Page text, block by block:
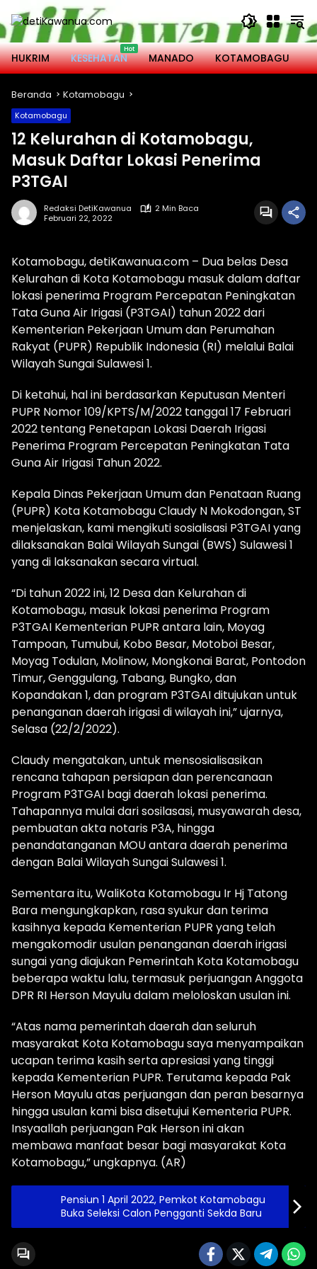
Langsung
ke
konten
HUKRIM
KESEHATAN MANADO KOTAMOBAGU
Beranda Kotamobagu
Kotamobagu
12 Kelurahan di Kotamobagu,
Masuk Daftar Lokasi Penerima
P3TGAI
Redaksi DetiKawanua
2 Min Baca
Februari 22, 2022
Kotamobagu, detiKawanua.com – Dua belas Desa
Kelurahan di Kota Kotamobagu masuk dalam daftar
lokasi penerima Program Percepatan Peningkatan
Tata Guna Air Irigasi (P3TGAI) tahun 2022 dari
Kementerian Pekerjaan Umum dan Perumahan
Rakyat (PUPR) Republik Indonesia (RI) melalui Balai
Wilayah Sungai Sulawesi 1.
Di ketahui, hal ini berdasarkan Keputusan Menteri
PUPR Nomor 109/KPTS/M/2022 tanggal 17 Februari
2022 tentang Penetapan Lokasi Daerah Irigasi
Penerima Program Percepatan Peningkatan Tata
Guna Air Irigasi Tahun 2022.
Kepala Dinas Pekerjaan Umum dan Penataan Ruang
(PUPR) Kota Kotamobagu Claudy N Mokodongan, ST
menjelaskan, kami mengikuti sosialisasi P3TGAI yang
dilaksanakan Balai Wilayah Sungai (BWS) Sulawesi 1
yang di laksanakan secara virtual.
“Di tahun 2022 ini, 12 Desa dan Kelurahan di
Kotamobagu, masuk lokasi penerima Program
P3TGAI Kementerian PUPR antara lain, Moyag
Tampoan, Tumubui, Kobo Besar, Motoboi Besar,
Moyag Todulan, Molinow, Mongkonai Barat, Pontodon
Timur, Genggulang, Tabang, Bungko, dan
Kopandakan 1, dan program P3TGAI ditujukan untuk
penanganan daerah irigasi di wilayah ini,” ujarnya,
Selasa (22/2/2022).
Claudy mengatakan, untuk mensosialisasikan
rencana tahapan persiapan dan perencanaan
Program P3TGAI bagi daerah lokasi penerima.
Tahapannya mulai dari sosilasasi, musyawarah desa,
pembuatan akta notaris P3A, hingga
penandatanganan MOU antara daerah penerima
dengan Balai Wilayah Sungai Sulawesi 1.
Sementara itu, WaliKota Kotamobagu Ir Hj Tatong
Bara mengungkapkan, rasa syukur dan terima
kasihnya kepada Kementerian PUPR yang telah
mengakomodir usulan penanganan daerah irigasi
sungai yang diajukan Pemerintah Kota Kotamobagu
beberapa waktu lalu, termasuk perjuangan Anggota
DPR RI Herson Mayulu dalam meloloskan usulan ini.
“Atas nama pemerintah daerah dan seluruh
masyarakat Kota Kotamobagu saya menyampaikan
ucapan terima kasih serta apresiasi yang tinggi
kepada Kementerian PUPR. Terutama kepada Pak
Herson Mayulu atas perjuangan dan peran besarnya
hingga usulan kami bisa disetujui Kementeria PUPR.
Insyaallah perjuangan Pak Herson ini akan
membawa manfaat besar bagi masyarakat Kota
Kotamobagu,” ungkapnya. (AR)
Pensiun 1 April 2022, Pemkot Kotamobagu
Buka Seleksi Calon Pengganti Sekda Baru